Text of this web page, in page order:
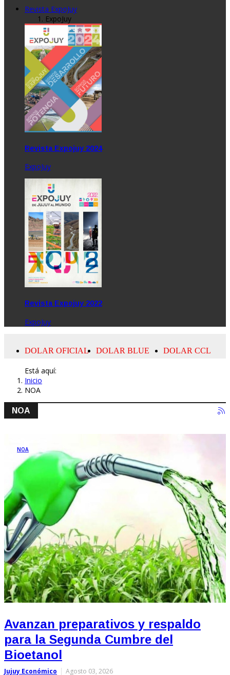
Revista ExpoJuy
ExpoJuy
Revista Expojuy 2024
ExpoJuy
Revista Expojuy 2022
ExpoJuy
Está aquí:
Inicio
NOA
NOA
NOA
Avanzan preparativos y respaldo
para la Segunda Cumbre del
Bioetanol
Jujuy Económico Agosto 03, 2026